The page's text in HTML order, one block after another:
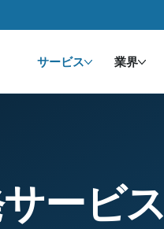
サービス 業界
ービス